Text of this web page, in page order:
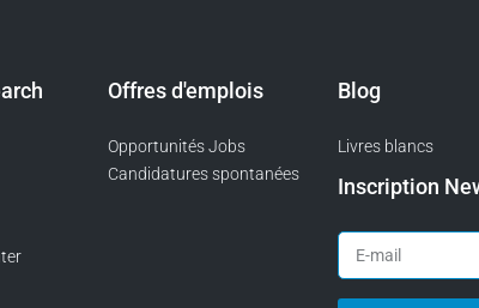
Offres d'emplois
Opportunités Jobs
Candidatures spontanées
Blog
Livres blancs
Inscription